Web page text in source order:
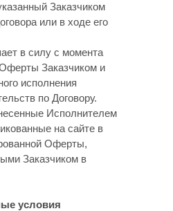
Заказчиком
или в ходе его
в силу с момента
Заказчиком и
исполнения
по Договору.
Исполнителем
на сайте в
Оферты,
Заказчиком в
условия